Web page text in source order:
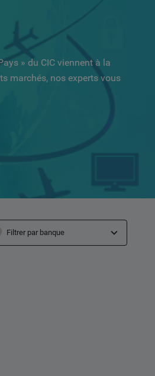
» du CIC viennent à la
marchés, nos experts vous